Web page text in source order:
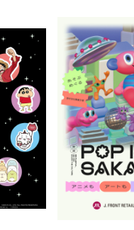
レストラン・カフェ
TAX FREE
PARCOメンバーズ
ภาษาไทย
日本語